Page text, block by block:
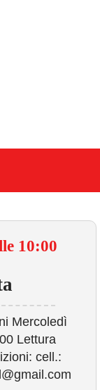
10:00
Mercoledì
Lettura
cell.: